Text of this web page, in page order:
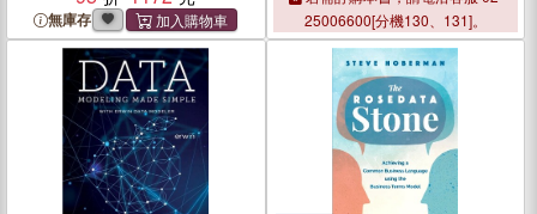
無庫存
25006600[分機130、131]。